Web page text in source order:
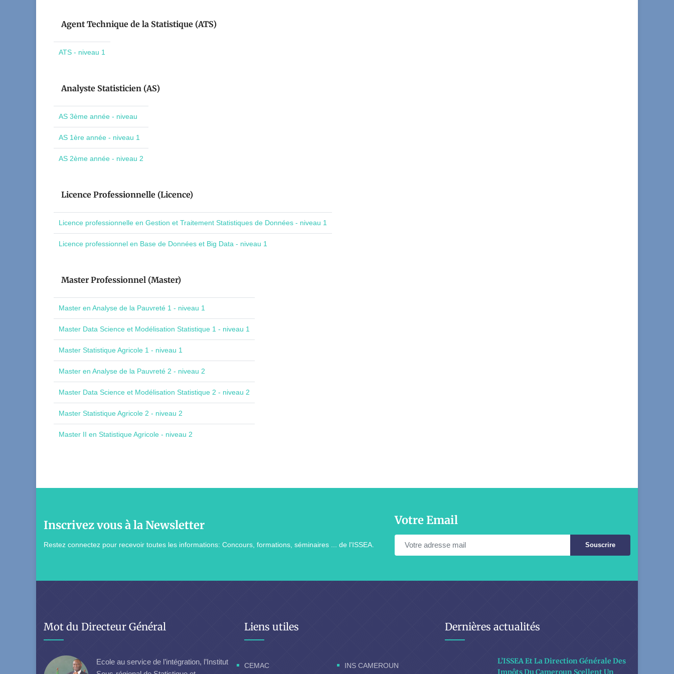
Agent Technique de la Statistique (ATS)
ATS - niveau 1
Analyste Statisticien (AS)
AS 3ème année - niveau
AS 1ère année - niveau 1
AS 2ème année - niveau 2
Licence Professionnelle (Licence)
Licence professionnelle en Gestion et Traitement Statistiques de Données - niveau 1
Licence professionnel en Base de Données et Big Data - niveau 1
Master Professionnel (Master)
Master en Analyse de la Pauvreté 1 - niveau 1
Master Data Science et Modélisation Statistique 1 - niveau 1
Master Statistique Agricole 1 - niveau 1
Master en Analyse de la Pauvreté 2 - niveau 2
Master Data Science et Modélisation Statistique 2 - niveau 2
Master Statistique Agricole 2 - niveau 2
Master II en Statistique Agricole - niveau 2
Inscrivez vous à la Newsletter
Restez connectez pour recevoir toutes les informations: Concours, formations, séminaires ... de l'ISSEA.
Votre Email
Souscrire
Mot du Directeur Général
Ecole au service de l’intégration, l’Institut
Liens utiles
CEMAC INS CAMEROUN
Dernières actualités
L’ISSEA Et La Direction Générale Des
Impôts Du Cameroun Scellent Un